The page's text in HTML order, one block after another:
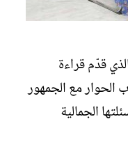
قدّم قراءة
الحوار مع الجمهور
الجمالية